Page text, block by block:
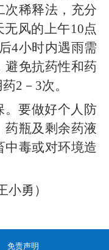
次稀释法，充分
风的上午10点
4小时内遇雨需
避免抗药性和药
2－3次。
。要做好个人防
药瓶及剩余药液
中毒或对环境造
勇）
免责声明